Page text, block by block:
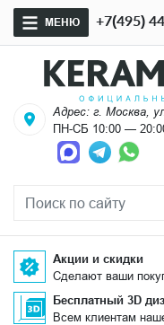
МЕНЮ +7(495)
Адрес: г. Москва,
ПН-СБ 10:00 —
Акции и скидки
Сделают ваши
Бесплатный 3D
Всем клиентам